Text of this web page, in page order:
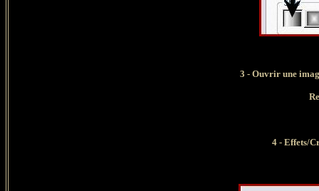
3 - Ouvrir une
4 - Effets/